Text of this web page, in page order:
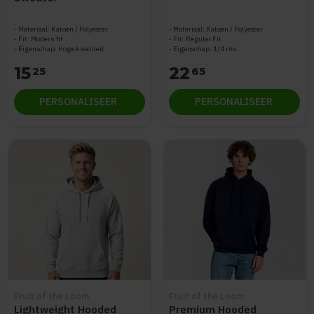
Materiaal: Katoen / Polyester
Fit: Modern fit
Eigenschap: Hoge kwaliteit
1525
PERSONALISEER
Materiaal: Katoen / Polyester
Fit: Regular Fit
Eigenschap: 1/4 rits
22 65
PERSONALISEER
Lightweight Hooded Premium Hooded